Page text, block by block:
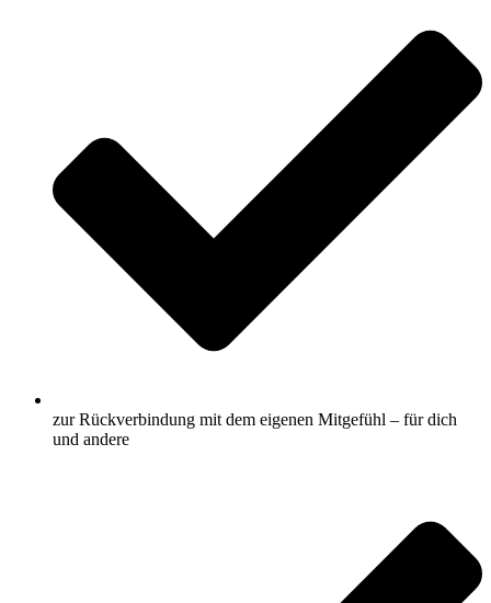
zur Rückverbindung mit dem eigenen Mitgefühl – für dich
und andere